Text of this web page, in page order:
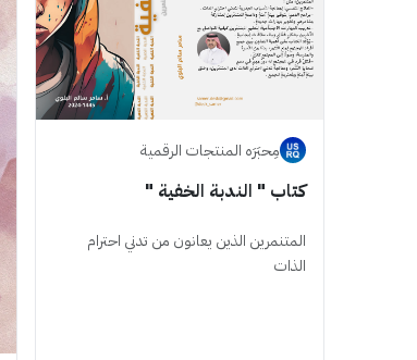
مِحبَرَه المنتجات الرقمية
كتاب " الندبة الخفية "
المتنمرين الذين يعانون من تدني احترام
الذات